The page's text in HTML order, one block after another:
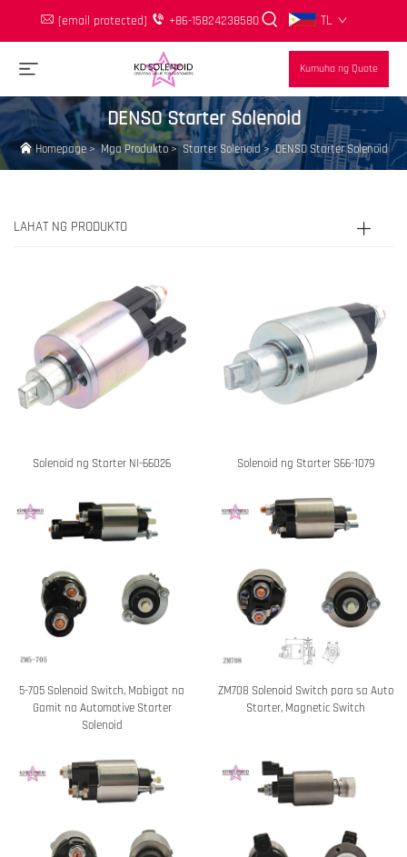
[email protected] +86-15824238580 TL
Kumuha ng Quote
DENSO Starter Solenoid
Homepage>Mga Produkto>Starter Solenoid>DENSO Starter Solenoid
LAHAT NG PRODUKTO
Solenoid ng Starter NI-66026 Solenoid ng Starter S66-1079
5-705 Solenoid Switch, Mabigat na
Gamit na Automotive Starter
Solenoid
ZM708 Solenoid Switch para sa Auto
Starter, Magnetic Switch